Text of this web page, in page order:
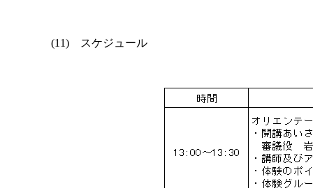
(11) スケジュール